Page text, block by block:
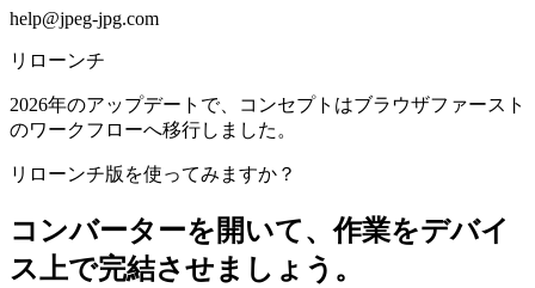
help@jpeg-jpg.com
リローンチ
2026年のアップデートで、コンセプトはブラウザファースト
のワークフローへ移行しました。
リローンチ版を使ってみますか？
コンバーターを開いて、作業をデバイ
ス上で完結させましょう。